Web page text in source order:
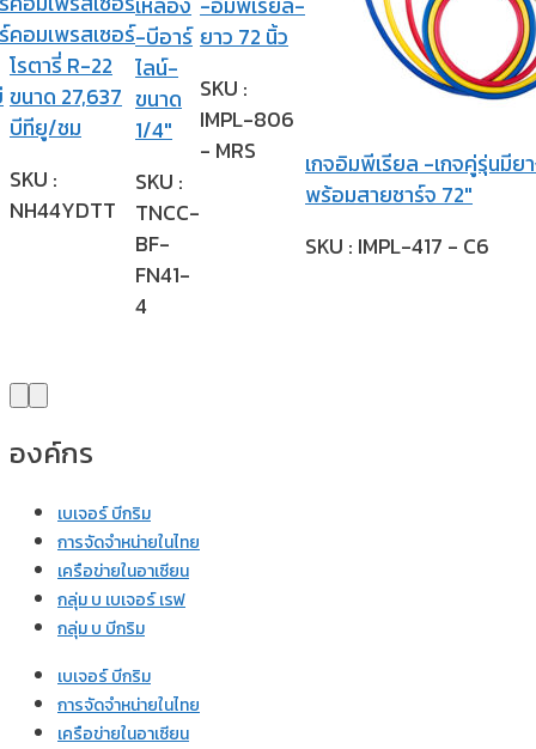
คอมเพรสเซอร์
โรตารี่ R-22
ขนาด 27,637
บีทียู/ชม
SKU :
NH44YDTT
-บีอาร์
ไลน์-
ขนาด
1/4″
SKU :
TNCC-
BF-
FN41-
4
ยาว 72 นิ้ว
SKU :
IMPL-806
- MRS
เกจอิมพีเรียล -เกจคู่รุ่นมีย
พร้อมสายชาร์จ 72″
SKU : IMPL-417 - C6
องค์กร
เบเจอร์ บีกริม
การจัดจำหน่ายในไทย
เครือข่ายในอาเซียน
กลุ่ม บ เบเจอร์ เรฟ
กลุ่ม บ บีกริม
เบเจอร์ บีกริม
การจัดจำหน่ายในไทย
เครือข่ายในอาเซียน